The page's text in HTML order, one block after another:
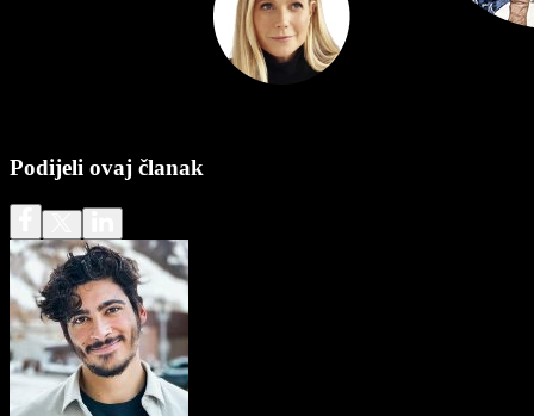
Podijeli ovaj članak